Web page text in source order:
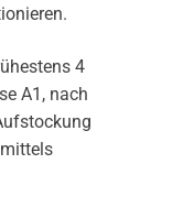
4
A1, nach